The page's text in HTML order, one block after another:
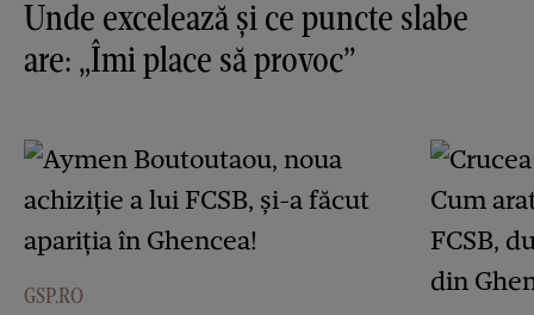
Unde excelează și ce puncte slabe
are: „Îmi place să provoc”
GSP.RO